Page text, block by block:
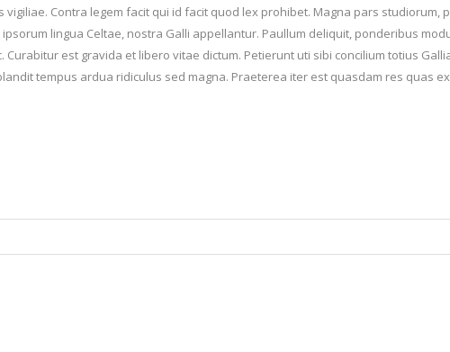
Contra legem facit qui id facit quod lex prohibet. Magna pars studiorum,
lingua Celtae, nostra Galli appellantur. Paullum deliquit, ponderibus
est gravida et libero vitae dictum. Petierunt uti sibi concilium totius
tempus ardua ridiculus sed magna. Praeterea iter est quasdam res quas